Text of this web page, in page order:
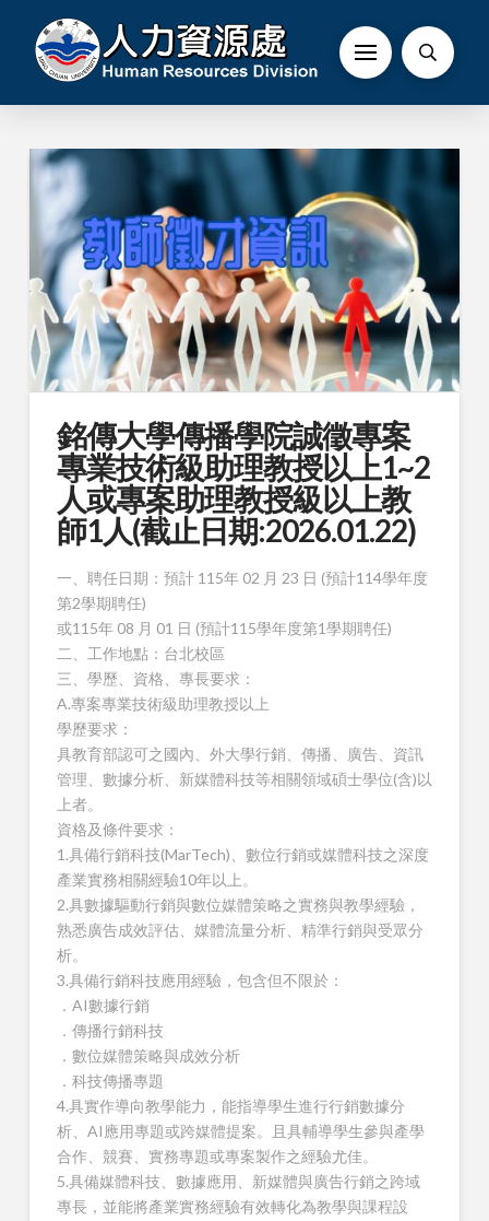
銘傳大學傳播學院誠徵專案
專業技術級助理教授以上1~2
人或專案助理教授級以上教
師1人(截止日期:2026.01.22)
一、聘任日期：預計 115年 02 月 23 日 (預計114學年度
第2學期聘任)
或115年 08 月 01 日 (預計115學年度第1學期聘任)
二、工作地點：台北校區
三、學歷、資格、專長要求：
A.專案專業技術級助理教授以上
學歷要求：
具教育部認可之國內、外大學行銷、傳播、廣告、資訊
管理、數據分析、新媒體科技等相關領域碩士學位(含)以
上者。
資格及條件要求：
1.具備行銷科技(MarTech)、數位行銷或媒體科技之深度
產業實務相關經驗10年以上。
2.具數據驅動行銷與數位媒體策略之實務與教學經驗，
熟悉廣告成效評估、媒體流量分析、精準行銷與受眾分
析。
3.具備行銷科技應用經驗，包含但不限於：
．AI數據行銷
．傳播行銷科技
．數位媒體策略與成效分析
．科技傳播專題
4.具實作導向教學能力，能指導學生進行行銷數據分
析、AI應用專題或跨媒體提案。且具輔導學生參與產學
合作、競賽、實務專題或專案製作之經驗尤佳。
5.具備媒體科技、數據應用、新媒體與廣告行銷之跨域
專長，並能將產業實務經驗有效轉化為教學與課程設